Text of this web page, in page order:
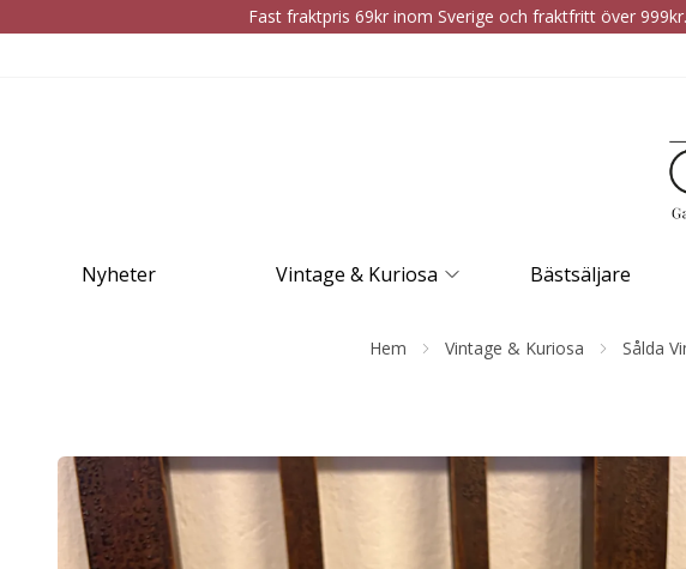
Fast fraktpris 69kr inom Sverige och fraktfritt över
Nyheter Vintage & Kuriosa Bästsäljare
Hem Vintage & Kuriosa Sålda